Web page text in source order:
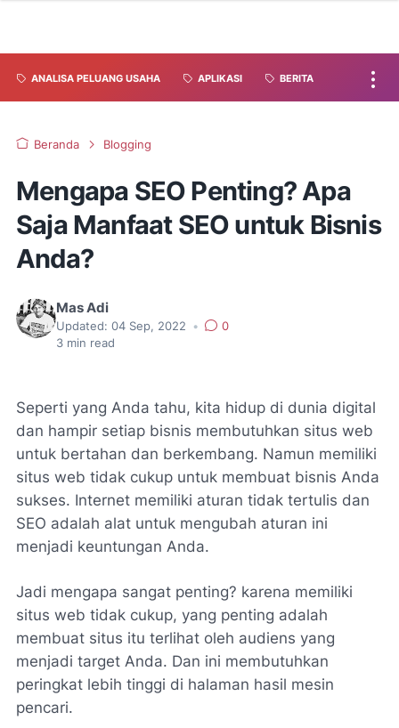
ANALISA PELUANG USAHA APLIKASI BERITA
Beranda Blogging
Mengapa SEO Penting? Apa
Saja Manfaat SEO untuk Bisnis
Anda?
Mas Adi
Updated: 04 Sep, 2022 •
0
3 min read
Seperti yang Anda tahu, kita hidup di dunia digital
dan hampir setiap bisnis membutuhkan situs web
untuk bertahan dan berkembang. Namun memiliki
situs web tidak cukup untuk membuat bisnis Anda
sukses. Internet memiliki aturan tidak tertulis dan
SEO adalah alat untuk mengubah aturan ini
menjadi keuntungan Anda.
Jadi mengapa sangat penting? karena memiliki
situs web tidak cukup, yang penting adalah
membuat situs itu terlihat oleh audiens yang
menjadi target Anda. Dan ini membutuhkan
peringkat lebih tinggi di halaman hasil mesin
pencari.